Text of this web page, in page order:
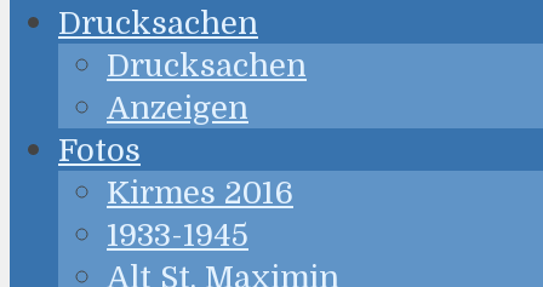
Drucksachen
Drucksachen
Anzeigen
Fotos
Kirmes 2016
1933-1945
Alt St. Maximin